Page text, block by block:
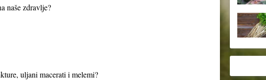
naše zdravlje?
uljani macerati i melemi?